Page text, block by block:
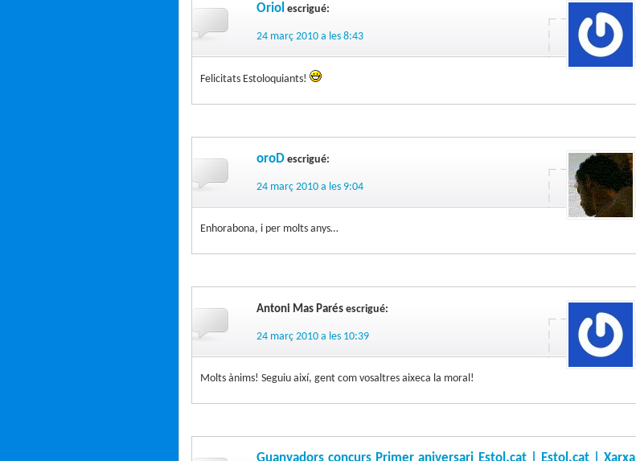
Oriol escrigué:
24 març 2010 a les 8:43
Felicitats Estoloquiants!
oroD escrigué:
24 març 2010 a les 9:04
Enhorabona, i per molts anys…
Antoni Mas Parés escrigué:
24 març 2010 a les 10:39
Molts ànims! Seguiu així, gent com vosaltres aixeca la moral!
Guanyadors concurs Primer aniversari Estol.cat | Estol.cat | Xarxa